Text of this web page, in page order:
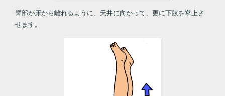
臀部が床から離れるように、天井に向かって、更に下肢を挙上さ
せます。